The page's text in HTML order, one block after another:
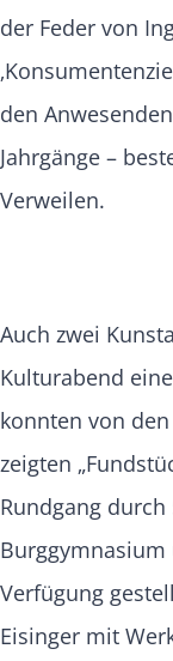
der Feder von
den
Jahrgänge –
Verweilen.
Auch zwei
Kulturabend
konnten von
zeigten
Rundgang
Burggymnasium
Verfügung
Eisinger mit